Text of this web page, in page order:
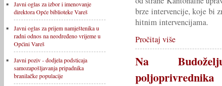
Javni oglas za izbor i imenovanje
direktora Opće biblioteke Vareš
Javni oglas za prijem namještenika u
radni odnos na neodređeno vrijeme u
Općini Vareš
Javni poziv - dodjela podsticaja
samozapošljavanja pripadnika
branilačke populacije
brze intervencije, koje bi
hitnim intervencijama.
Pročitaj više
Na
poljoprivrednika